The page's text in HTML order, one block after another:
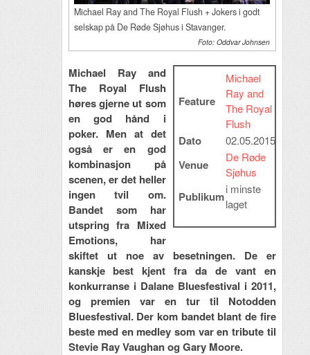
Michael Ray and The Royal Flush + Jokers i godt
selskap på De Røde Sjøhus i Stavanger.
Foto: Oddvar Johnsen
Feature
Michael
Ray and
The Royal
Flush
Dato 02.05.2015
Venue
De Røde
Sjøhus
Publikum
i minste
laget
Michael Ray and
The Royal Flush
høres gjerne ut som
en god hånd i
poker. Men at det
også er en god
kombinasjon på
scenen, er det heller
ingen tvil om.
Bandet som har
utspring fra Mixed
Emotions, har
skiftet ut noe av besetningen. De er
kanskje best kjent fra da de vant en
konkurranse i Dalane Bluesfestival i 2011,
og premien var en tur til Notodden
Bluesfestival. Der kom bandet blant de fire
beste med en medley som var en tribute til
Stevie Ray Vaughan og Gary Moore.